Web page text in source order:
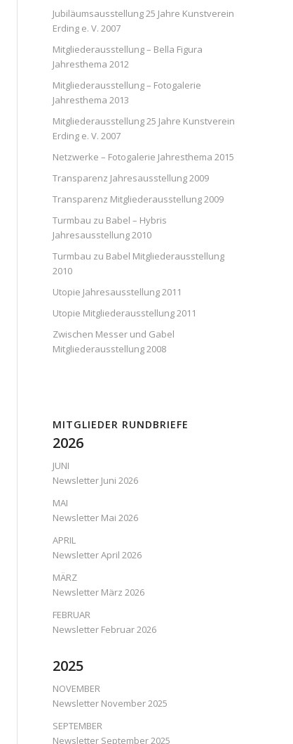
Jubiläumsausstellung 25 Jahre Kunstverein
Erding e. V. 2007
Mitgliederausstellung – Bella Figura
Jahresthema 2012
Mitgliederausstellung – Fotogalerie
Jahresthema 2013
Mitgliederausstellung 25 Jahre Kunstverein
Erding e. V. 2007
Netzwerke – Fotogalerie Jahresthema 2015
Transparenz Jahresausstellung 2009
Transparenz Mitgliederausstellung 2009
Turmbau zu Babel – Hybris
Jahresausstellung 2010
Turmbau zu Babel Mitgliederausstellung
2010
Utopie Jahresausstellung 2011
Utopie Mitgliederausstellung 2011
Zwischen Messer und Gabel
Mitgliederausstellung 2008
MITGLIEDER RUNDBRIEFE
2026
JUNI
Newsletter Juni 2026
MAI
Newsletter Mai 2026
APRIL
Newsletter April 2026
MÄRZ
Newsletter März 2026
FEBRUAR
Newsletter Februar 2026
2025
NOVEMBER
Newsletter November 2025
SEPTEMBER
Newsletter September 2025